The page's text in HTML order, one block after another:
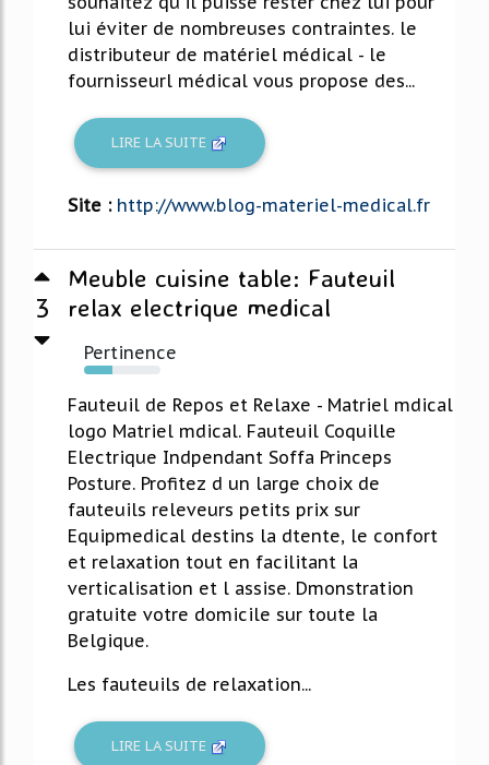
lui éviter de nombreuses contraintes. le
distributeur de matériel médical - le
fournisseurl médical vous propose des...
LIRE LA SUITE
Site : http://www.blog-materiel-medical.fr
3
Meuble cuisine table: Fauteuil
relax electrique medical
Pertinence
37%
Fauteuil de Repos et Relaxe - Matriel mdical
logo Matriel mdical. Fauteuil Coquille
Electrique Indpendant Soffa Princeps
Posture. Profitez d un large choix de
fauteuils releveurs petits prix sur
Equipmedical destins la dtente, le confort
et relaxation tout en facilitant la
verticalisation et l assise. Dmonstration
gratuite votre domicile sur toute la
Belgique.
Les fauteuils de relaxation...
LIRE LA SUITE